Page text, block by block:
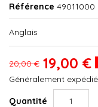
Référence 49011000
Anglais
20,00 € 19,00 €
Généralement
Quantité